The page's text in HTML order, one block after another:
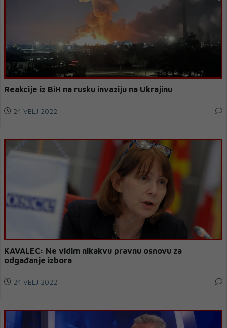
Reakcije iz BiH na rusku invaziju na Ukrajinu
24 VELJ 2022
KAVALEC: Ne vidim nikakvu pravnu osnovu za
odgađanje izbora
24 VELJ 2022